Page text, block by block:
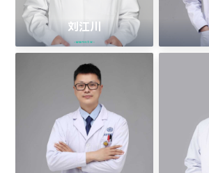
刘江川
> 脊柱外科专家 <